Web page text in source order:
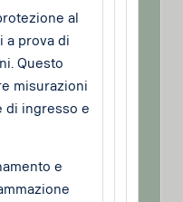
al
a prova di
Questo
misurazioni
di ingresso e
e